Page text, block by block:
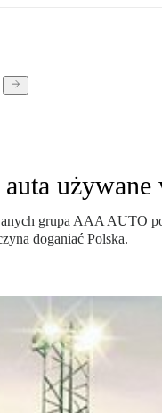
grupa AAA AUTO
doganiać Polska.